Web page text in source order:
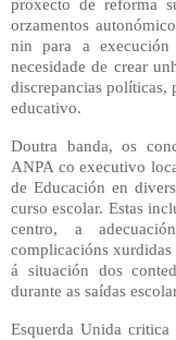
proxecto de reforma
orzamentos
nin para a
necesidade de crear
discrepancias políticas,
educativo.
Doutra banda, os
ANPA co executivo
de Educación en
curso escolar. Estas
centro, a
complicacións
á situación dos
durante as saídas
Esquerda Unida